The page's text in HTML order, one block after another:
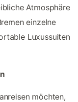
Atmosphäre
einzelne
Luxussuiten
möchten,